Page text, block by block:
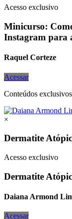
Acesso exclusivo
Minicurso:
Instagram para
Raquel Corteze
Acessar
Conteúdos
×
Dermatite
Acesso exclusivo
Dermatite
Daiana Armond
Acessar